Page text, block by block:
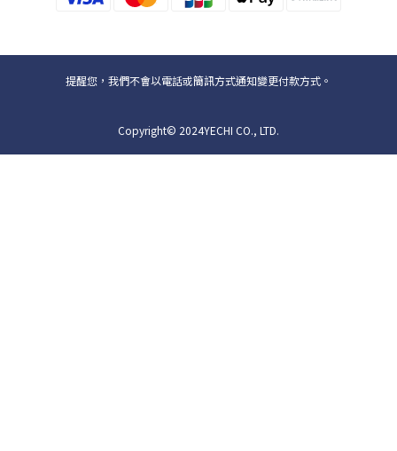
提醒您，我們不會以電話或簡訊方式通知變更付款方式。
Copyright© 2024YECHI CO., LTD.